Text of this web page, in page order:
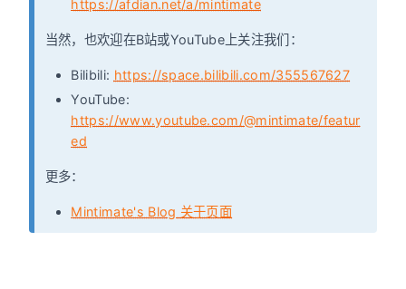
https://afdian.net/a/mintimate
当然，也欢迎在B站或YouTube上关注我们：
Bilibili: https://space.bilibili.com/355567627
YouTube:
https://www.youtube.com/@mintimate/featur
ed
更多：
Mintimate's Blog 关于页面